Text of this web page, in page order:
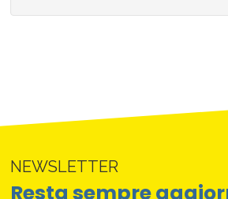
NEWSLETTER
Resta sempre